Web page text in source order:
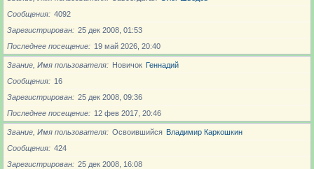
Сообщения
4092
Зарегистрирован
25 дек 2008, 01:53
Последнее посещение
19 май 2026, 20:40
Звание, Имя пользователя Новичoк Геннадий
Сообщения
16
Зарегистрирован
25 дек 2008, 09:36
Последнее посещение
12 фев 2017, 20:46
Звание, Имя пользователя Освоившийся Владимир Каркошкин
Сообщения
424
Зарегистрирован
25 дек 2008, 16:08